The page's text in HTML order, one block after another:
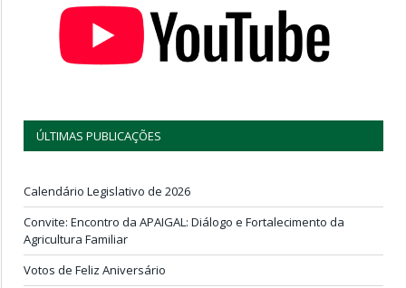
ÚLTIMAS PUBLICAÇÕES
Calendário Legislativo de 2026
Convite: Encontro da APAIGAL: Diálogo e Fortalecimento da
Agricultura Familiar
Votos de Feliz Aniversário